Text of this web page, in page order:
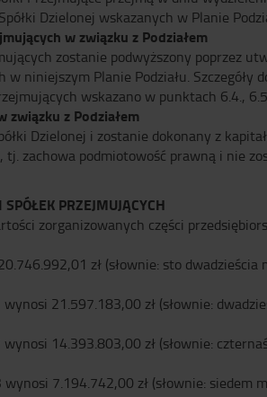
Dzielonej wskazanych w Planie
w związku z Podziałem
zostanie podwyższony poprzez
niniejszym Planie Podziału.
wskazano w punktach 6.4.,
związku z Podziałem
Dzielonej i zostanie dokonany z
tj. zachowa podmiotowość prawną i nie
PRZEJMUJĄCYCH
zorganizowanych części
zł (słownie: sto
21.597.183,00 zł (słownie:
14.393.803,00 zł (słownie:
7.194.742,00 zł (słownie: